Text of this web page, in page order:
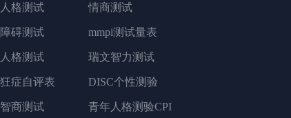
格测试 情商测试
碍测试 mmpi测试量表
格测试 瑞文智力测试
症自评表 DISC个性测验
商测试 青年人格测验CPI